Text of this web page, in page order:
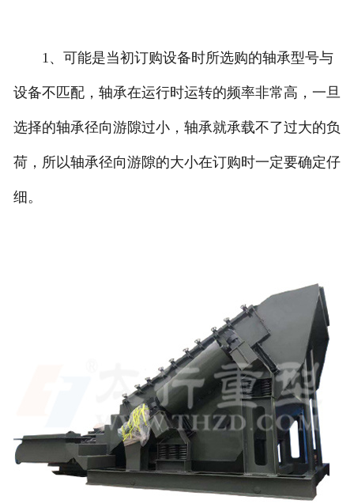
1、可能是当初订购设备时所选购的轴承型号与
设备不匹配，轴承在运行时运转的频率非常高，一旦
选择的轴承径向游隙过小，轴承就承载不了过大的负
荷，所以轴承径向游隙的大小在订购时一定要确定仔
细。